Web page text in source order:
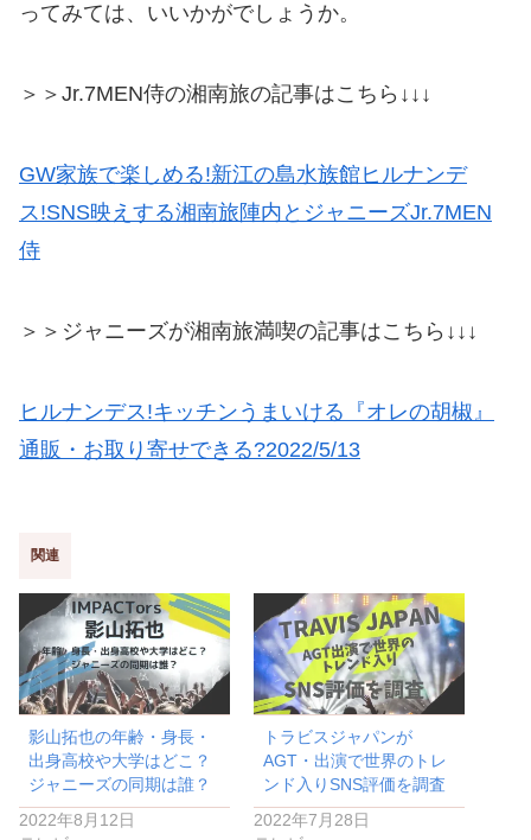
ってみては、いいかがでしょうか。
＞＞Jr.7MEN侍の湘南旅の記事はこちら↓↓↓
GW家族で楽しめる!新江の島水族館ヒルナンデ
ス!SNS映えする湘南旅陣内とジャニーズJr.7MEN
侍
＞＞ジャニーズが湘南旅満喫の記事はこちら↓↓↓
ヒルナンデス!キッチンうまいける『オレの胡椒』
通販・お取り寄せできる?2022/5/13
関連
影山拓也の年齢・身長・
出身高校や大学はどこ？
ジャニーズの同期は誰？
2022年8月12日
トラビスジャパンが
AGT・出演で世界のトレ
ンド入りSNS評価を調査
2022年7月28日